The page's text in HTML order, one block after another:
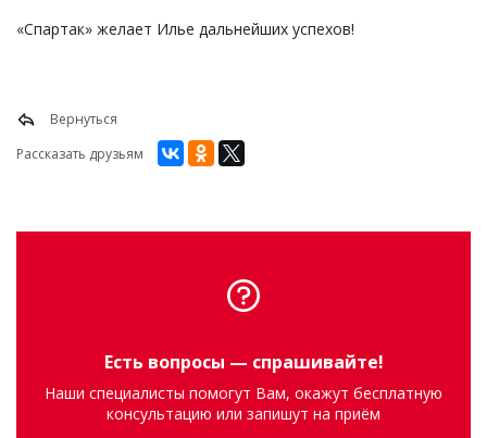
«Спартак» желает Илье дальнейших успехов!
Вернуться
Рассказать друзьям
Есть вопросы — спрашивайте!
Наши специалисты помогут Вам, окажут бесплатную
консультацию или запишут на приём